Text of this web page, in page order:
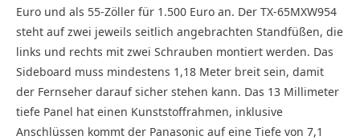
Euro und als 55-Zöller für 1.500 Euro an. Der TX-65MXW954
steht auf zwei jeweils seitlich angebrachten Standfüßen, die
links und rechts mit zwei Schrauben montiert werden. Das
Sideboard muss mindestens 1,18 Meter breit sein, damit
der Fernseher darauf sicher stehen kann. Das 13 Millimeter
tiefe Panel hat einen Kunststoffrahmen, inklusive
Anschlüssen kommt der Panasonic auf eine Tiefe von 7,1